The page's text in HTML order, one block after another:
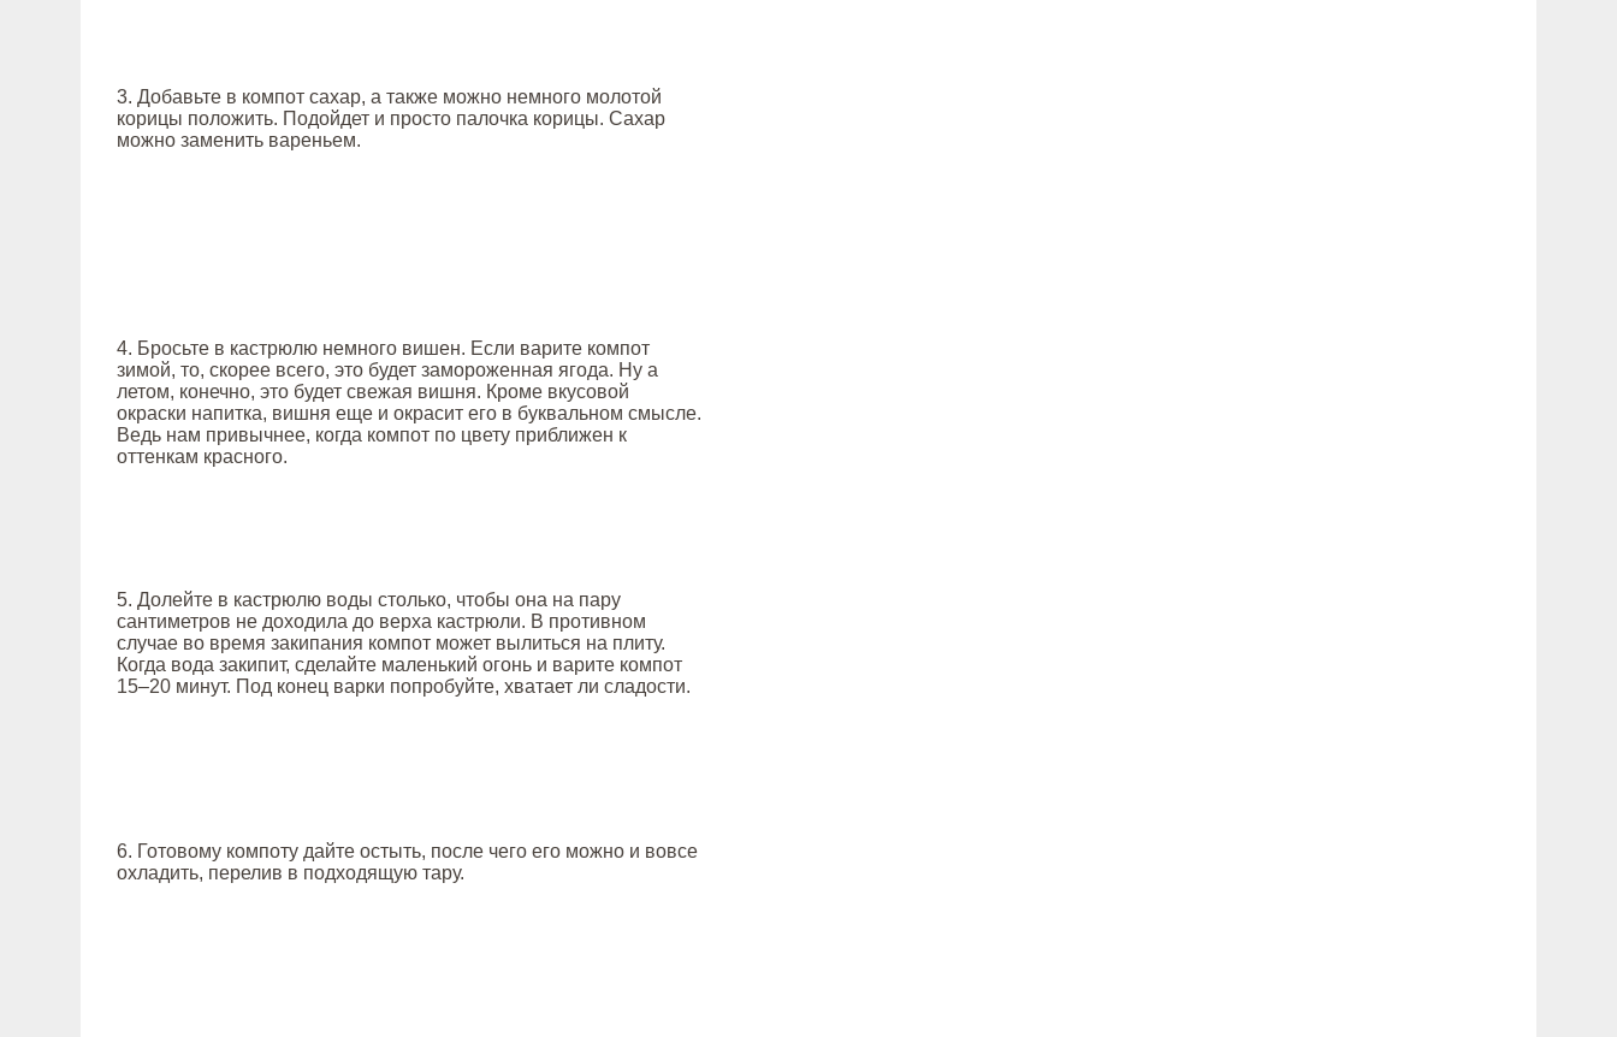
3. Добавьте в компот сахар, а также можно немного молотой
корицы положить. Подойдет и просто палочка корицы. Сахар
можно заменить вареньем.
4. Бросьте в кастрюлю немного вишен. Если варите компот
зимой, то, скорее всего, это будет замороженная ягода. Ну а
летом, конечно, это будет свежая вишня. Кроме вкусовой
окраски напитка, вишня еще и окрасит его в буквальном смысле.
Ведь нам привычнее, когда компот по цвету приближен к
оттенкам красного.
5. Долейте в кастрюлю воды столько, чтобы она на пару
сантиметров не доходила до верха кастрюли. В противном
случае во время закипания компот может вылиться на плиту.
Когда вода закипит, сделайте маленький огонь и варите компот
15–20 минут. Под конец варки попробуйте, хватает ли сладости.
6. Готовому компоту дайте остыть, после чего его можно и вовсе
охладить, перелив в подходящую тару.